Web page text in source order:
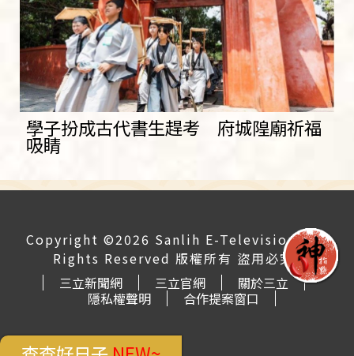
學子扮成古代書生趕考 府城隍廟祈福
吸睛
Copyright ©2026 Sanlih E-Television All
Rights Reserved 版權所有 盜用必究
三立新聞網
三立官網
關於三立
隱私權聲明
合作提案窗口